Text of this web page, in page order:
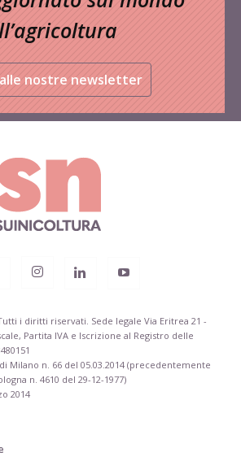
nostre newsletter
i diritti riservati. Sede legale Via Eritrea 21 -
Partita IVA e Iscrizione al Registro delle
Milano n. 66 del 05.03.2014 (precedentemente
n. 4610 del 29-12-1977)
2014